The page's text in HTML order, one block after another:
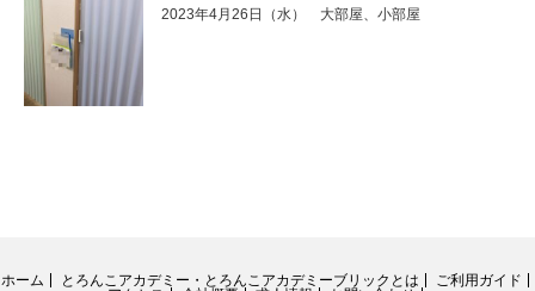
2023年4月26日（水） 大部屋、小部屋
ホーム とろんこアカデミー・とろんこアカデミーブリックとは
ご利用ガイド